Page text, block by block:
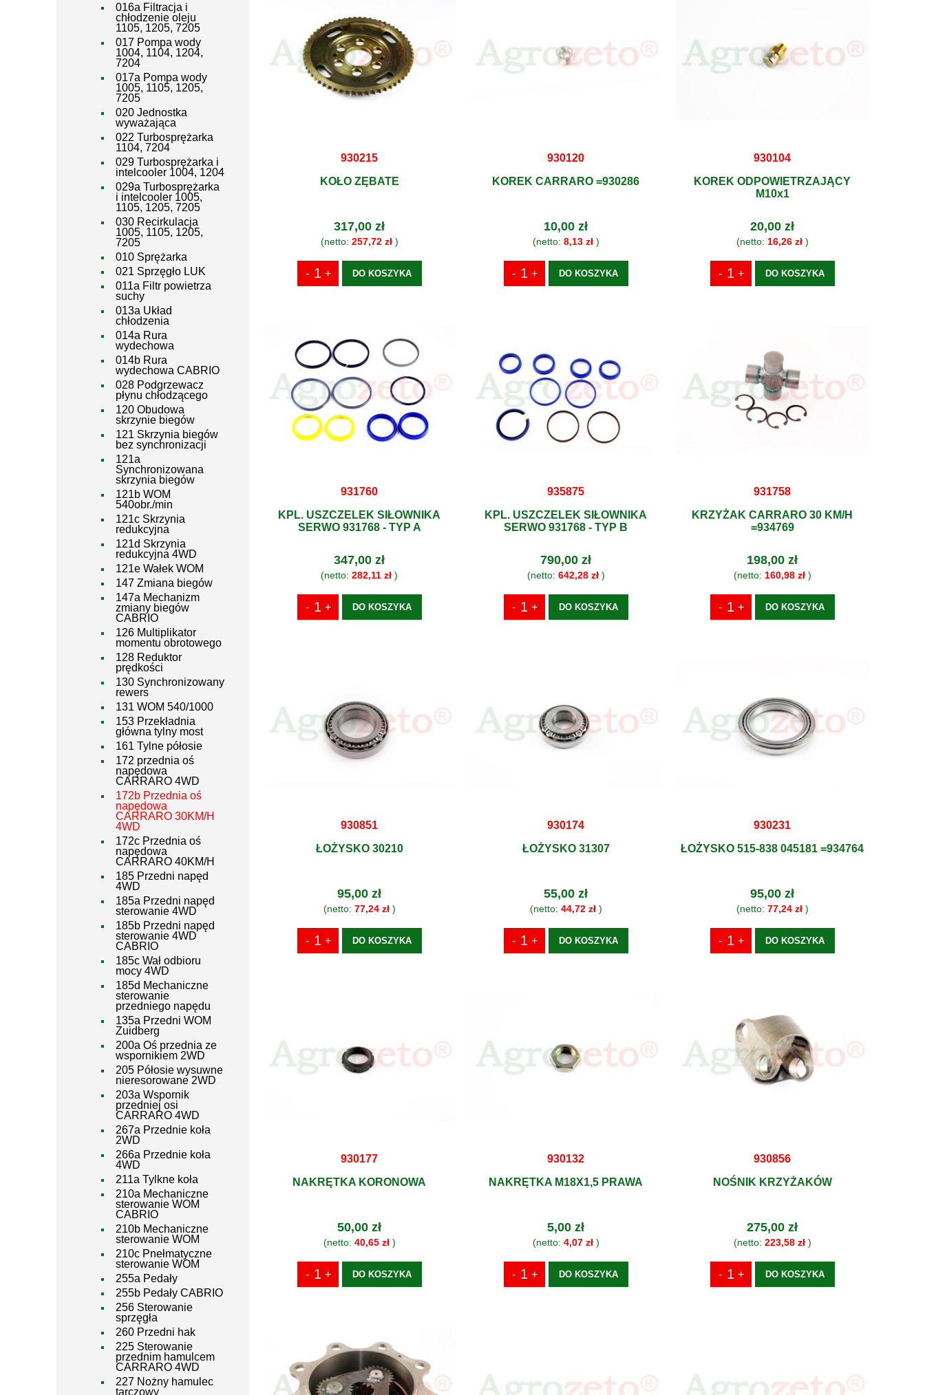
016a Filtracja i
chłodzenie oleju
1105, 1205, 7205
017 Pompa wody
1004, 1104, 1204,
7204
017a Pompa wody
1005, 1105, 1205,
7205
020 Jednostka
wyważająca
022 Turbosprężarka
1104, 7204
029 Turbosprężarka i
intelcooler 1004, 1204
029a Turbosprężarka
i intelcooler 1005,
1105, 1205, 7205
030 Recirkulacja
1005, 1105, 1205,
7205
010 Sprężarka
021 Sprzęgło LUK
011a Filtr powietrza
suchy
013a Układ
chłodzenia
014a Rura
wydechowa
014b Rura
wydechowa CABRIO
028 Podgrzewacz
płynu chłodzącego
120 Obudowa
skrzynie biegów
121 Skrzynia biegów
bez synchronizacji
121a
Synchronizowana
skrzynia biegów
121b WOM
540obr./min
121c Skrzynia
redukcyjna
121d Skrzynia
redukcyjna 4WD
121e Wałek WOM
147 Zmiana biegów
147a Mechanizm
zmiany biegów
CABRIO
126 Multiplikator
momentu obrotowego
128 Reduktor
prędkości
130 Synchronizowany
rewers
131 WOM 540/1000
153 Przekładnia
główna tylny most
161 Tylne półosie
172 przednia oś
napędowa
CARRARO 4WD
172b Przednia oś
napędowa
CARRARO 30KM/H
4WD
172c Przednia oś
napędowa
CARRARO 40KM/H
185 Przedni napęd
4WD
185a Przedni napęd
sterowanie 4WD
185b Przedni napęd
sterowanie 4WD
CABRIO
185c Wał odbioru
mocy 4WD
185d Mechaniczne
sterowanie
przedniego napędu
135a Przedni WOM
Zuidberg
200a Oś przednia ze
wspornikiem 2WD
205 Półosie wysuwne
nieresorowane 2WD
203a Wspornik
przedniej osi
CARRARO 4WD
267a Przednie koła
2WD
266a Przednie koła
4WD
211a Tylkne koła
210a Mechaniczne
sterowanie WOM
CABRIO
210b Mechaniczne
sterowanie WOM
210c Pnełmatyczne
sterowanie WOM
255a Pedały
255b Pedały CABRIO
256 Sterowanie
sprzęgła
260 Przedni hak
225 Sterowanie
przednim hamulcem
CARRARO 4WD
227 Nożny hamulec
tarczowy
930215
KOŁO ZĘBATE
317,00 zł
(netto: 257,72 zł)
DO KOSZYKA
930120
KOREK CARRARO =930286
10,00 zł
(netto: 8,13 zł)
DO KOSZYKA
930104
KOREK ODPOWIETRZAJĄCY
M10x1
20,00 zł
(netto: 16,26 zł)
DO KOSZYKA
931760
KPL. USZCZELEK SIŁOWNIKA
SERWO 931768 - TYP A
347,00 zł
(netto: 282,11 zł )
DO KOSZYKA
935875
KPL. USZCZELEK SIŁOWNIKA
SERWO 931768 - TYP B
790,00 zł
(netto: 642,28 zł)
DO KOSZYKA
931758
KRZYŻAK CARRARO 30 KM/H
=934769
198,00 zł
(netto: 160,98 zł)
DO KOSZYKA
930851
ŁOŻYSKO 30210
95,00 zł
(netto: 77,24 zł)
DO KOSZYKA
930174
ŁOŻYSKO 31307
55,00 zł
(netto: 44,72 zł)
DO KOSZYKA
930231
ŁOŻYSKO 515-838 045181 =934764
95,00 zł
(netto: 77,24 zł)
DO KOSZYKA
930177
NAKRĘTKA KORONOWA
50,00 zł
(netto: 40,65 zł)
DO KOSZYKA
930132
NAKRĘTKA M18X1,5 PRAWA
5,00 zł
(netto: 4,07 zł)
DO KOSZYKA
930856
NOŚNIK KRZYŻAKÓW
275,00 zł
(netto: 223,58 zł)
DO KOSZYKA